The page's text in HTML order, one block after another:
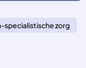
specialistische zorg